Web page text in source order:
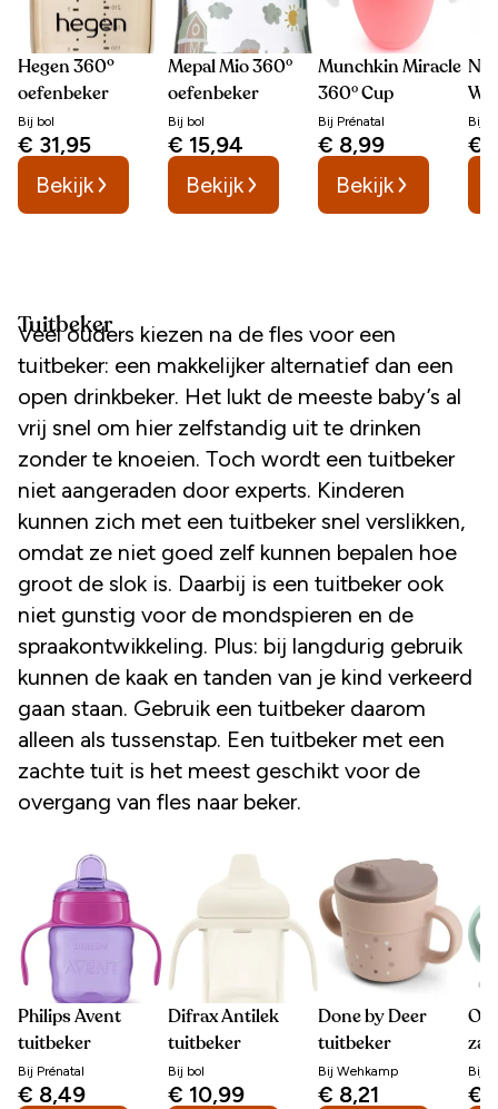
Hegen 360º
oefenbeker
Bij bol
€ 31,95
Bekijk
Mepal Mio 360°
oefenbeker
Bij bol
€ 15,94
Bekijk
Munchkin Miracle
360° Cup
Bij Prénatal
€ 8,99
Bekijk
Bij
€
Tuitbeker
Veel ouders kiezen na de fles voor een
tuitbeker: een makkelijker alternatief dan een
open drinkbeker. Het lukt de meeste baby’s al
vrij snel om hier zelfstandig uit te drinken
zonder te knoeien. Toch wordt een tuitbeker
niet aangeraden door experts. Kinderen
kunnen zich met een tuitbeker snel verslikken,
omdat ze niet goed zelf kunnen bepalen hoe
groot de slok is. Daarbij is een tuitbeker ook
niet gunstig voor de mondspieren en de
spraakontwikkeling. Plus: bij langdurig gebruik
kunnen de kaak en tanden van je kind verkeerd
gaan staan. Gebruik een tuitbeker daarom
alleen als tussenstap. Een tuitbeker met een
zachte tuit is het meest geschikt voor de
overgang van fles naar beker.
Philips Avent
tuitbeker
Bij Prénatal
€ 8,49
Difrax Antilek
tuitbeker
Bij bol
€ 10,99
Done by Deer
tuitbeker
Bij Wehkamp
€ 8,21
Bij
€